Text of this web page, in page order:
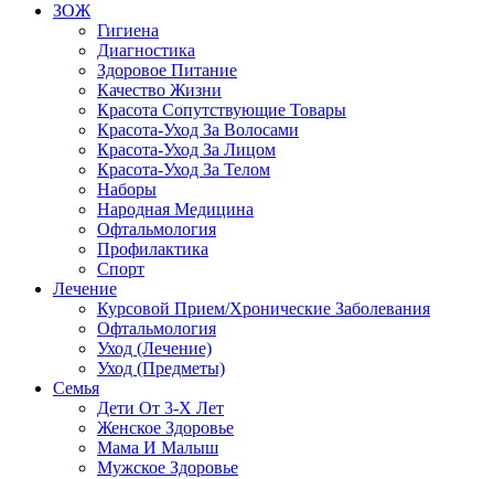
ЗОЖ
Гигиена
Диагностика
Здоровое Питание
Качество Жизни
Красота Сопутствующие Товары
Красота-Уход За Волосами
Красота-Уход За Лицом
Красота-Уход За Телом
Наборы
Народная Медицина
Офтальмология
Профилактика
Спорт
Лечение
Курсовой Прием/Хронические Заболевания
Офтальмология
Уход (Лечение)
Уход (Предметы)
Семья
Дети От 3-Х Лет
Женское Здоровье
Мама И Малыш
Мужское Здоровье